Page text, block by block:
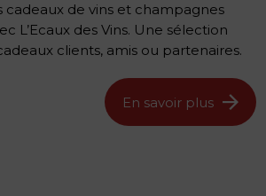
cadeaux de vins et champagnes
L’Ecaux des Vins. Une sélection
clients, amis ou partenaires.
En savoir plus